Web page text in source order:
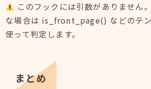
このフックには引数がありません
な場合は is_front_page() などのテ
使って判定します。
まとめ